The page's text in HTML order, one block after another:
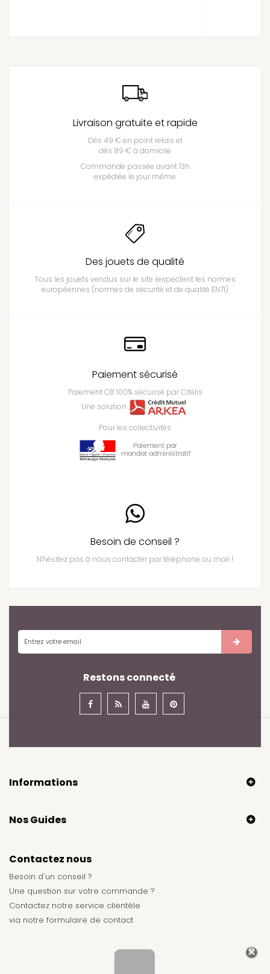
Livraison gratuite et rapide
Dès 49 € en point relais et
dès 89 € à domicile
Commande passée avant 13h
expédiée le jour même
Des jouets de qualité
Tous les jouets vendus sur le site respectent les normes
européennes (normes de sécurité et de qualité EN71)
Paiement sécurisé
Paiement CB 100% sécurisé par Citélis
Une solution
Pour les collectivités
Besoin de conseil ?
N'hésitez pas à nous contacter par téléphone ou mail !
Restons connecté
Informations
Nos Guides
Contactez nous
Besoin d'un conseil ?
Une question sur votre commande ?
Contactez notre service clientèle
via notre formulaire de contact